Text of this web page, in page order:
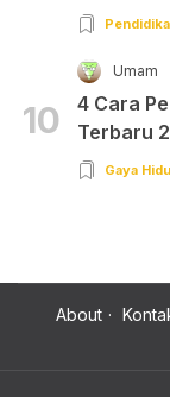
10
Umam
4 Cara
Terbaru
Gaya
About